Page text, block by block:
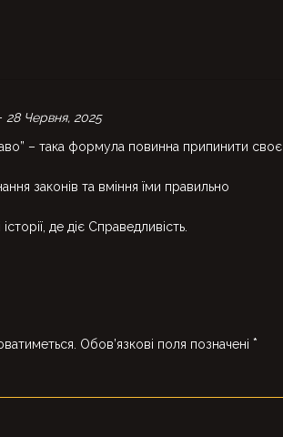
28 Червня, 2025
– така формула повинна припинити своє
законів та вміння їми правильно
де діє Справедливість.
Обов’язкові поля позначені *